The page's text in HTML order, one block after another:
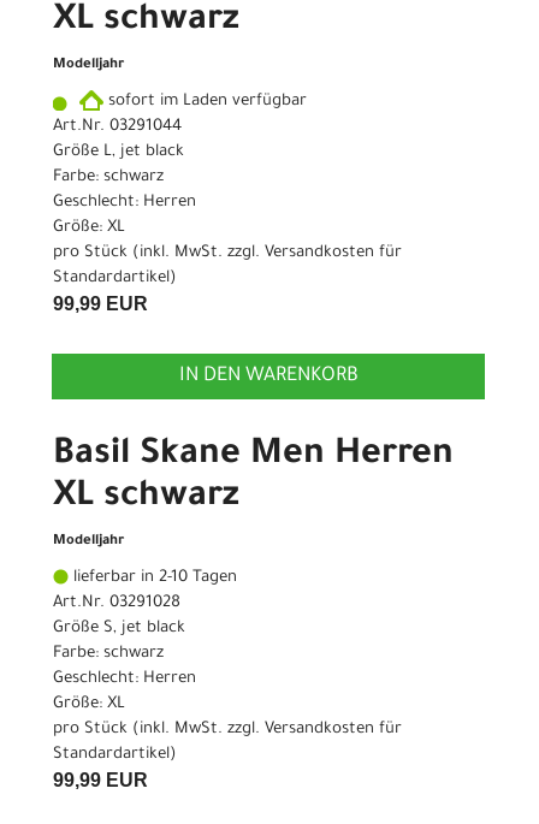
XL schwarz
Modelljahr
sofort im Laden verfügbar
Art.Nr. 03291044
Größe L, jet black
Farbe: schwarz
Geschlecht: Herren
Größe: XL
pro Stück (inkl. MwSt. zzgl. Versandkosten für
Standardartikel)
99,99 EUR
IN DEN WARENKORB
Basil Skane Men Herren
XL schwarz
Modelljahr
lieferbar in 2-10 Tagen
Art.Nr. 03291028
Größe S, jet black
Farbe: schwarz
Geschlecht: Herren
Größe: XL
pro Stück (inkl. MwSt. zzgl. Versandkosten für
Standardartikel)
99,99 EUR